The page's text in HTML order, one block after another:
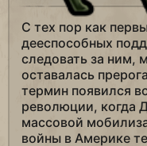
С тех пор как
дееспособных
следовать за ним,
оставалась
термин появился
революции, когда
массовой
войны в Америке